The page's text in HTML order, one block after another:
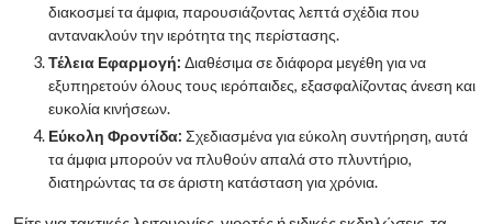
διακοσμεί τα άμφια, παρουσιάζοντας λεπτά σχέδια που
αντανακλούν την ιερότητα της περίστασης.
Τέλεια Εφαρμογή: Διαθέσιμα σε διάφορα μεγέθη για να
εξυπηρετούν όλους τους ιερόπαιδες, εξασφαλίζοντας άνεση και
ευκολία κινήσεων.
Εύκολη Φροντίδα: Σχεδιασμένα για εύκολη συντήρηση, αυτά
τα άμφια μπορούν να πλυθούν απαλά στο πλυντήριο,
διατηρώντας τα σε άριστη κατάσταση για χρόνια.